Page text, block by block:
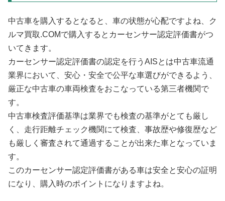
中古車を購入するとなると、車の状態が心配ですよね、ク
ルマ買取.COMで購入するとカーセンサー認定評価書がつ
いてきます。
カーセンサー認定評価書の認定を行うAISとは中古車流通
業界において、安心・安全で公平な車選びができるよう、
厳正な中古車の車両検査をおこなっている第三者機関で
す。
中古車検査評価基準は業界でも検査の基準がとても厳し
く、走行距離チェック機関にて検査、事故歴や修復歴など
も厳しく審査されて通過することが出来た車となっていま
す。
このカーセンサー認定評価書がある車は安全と安心の証明
になり、購入時のポイントになりますよね。